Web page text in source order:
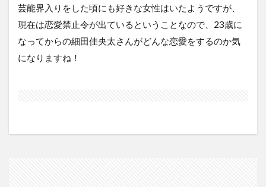
芸能界入りをした頃にも好きな女性はいたようですが、
現在は恋愛禁止令が出ているということなので、23歳に
なってからの細田佳央太さんがどんな恋愛をするのか気
になりますね！